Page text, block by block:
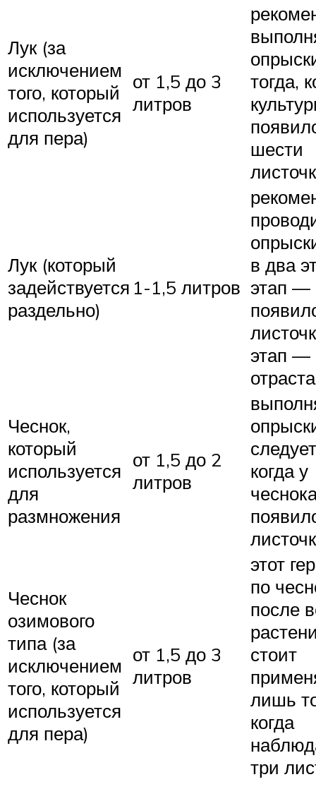
Лук (за
исключением
того, который
используется
для пера)
от 1,5 до 3
литров
тогда,
шести
Лук (который
задействуется
раздельно)
1-1,5 литров
в два
этап —
этап —
Чеснок,
который
используется
для
размножения
от 1,5 до 2
литров
когда у
Чеснок
озимового
типа (за
исключением
того, который
используется
для пера)
от 1,5 до 3
литров
этот
по
после
стоит
лишь
когда
три